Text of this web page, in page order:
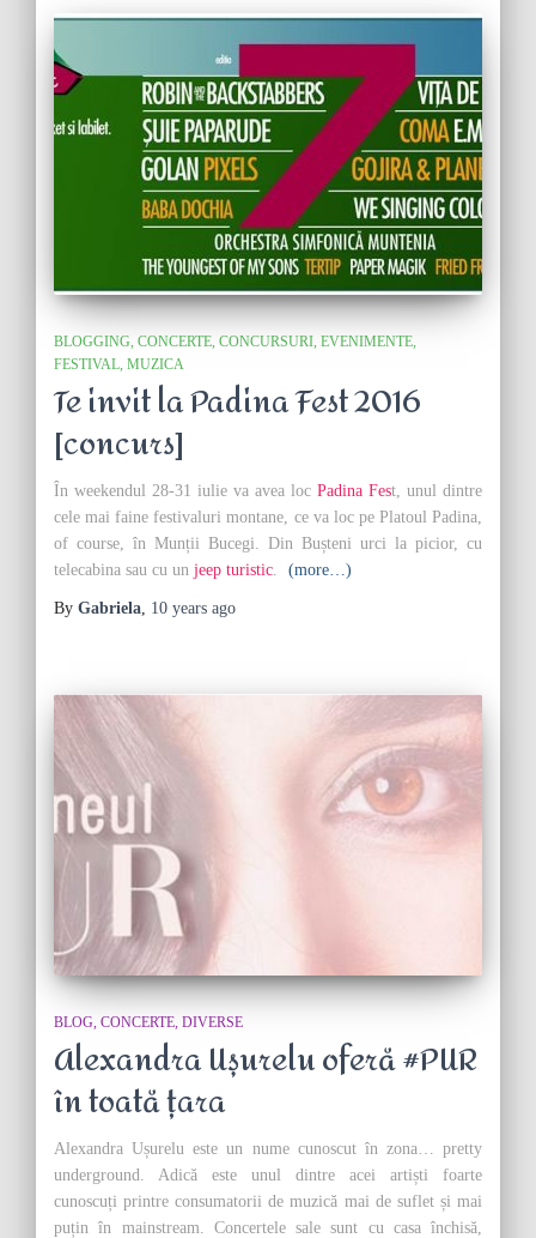
BLOGGING CONCERTE CONCURSURI EVENIMENTE
FESTIVAL MUZICA
Te invit la Padina Fest 2016
[concurs]
În weekendul 28-31 iulie va avea loc Padina Fest, unul dintre
cele mai faine festivaluri montane, ce va loc pe Platoul Padina,
of course, în Munții Bucegi. Din Bușteni urci la picior, cu
telecabina sau cu un jeep turistic. (more…)
By Gabriela, 10 years ago
BLOG CONCERTE DIVERSE
Alexandra Ușurelu oferă #PUR
în toată țara
Alexandra Ușurelu este un nume cunoscut în zona… pretty
underground. Adică este unul dintre acei artiști foarte
cunoscuți printre consumatorii de muzică mai de suflet și mai
puțin în mainstream. Concertele sale sunt cu casa închisă,